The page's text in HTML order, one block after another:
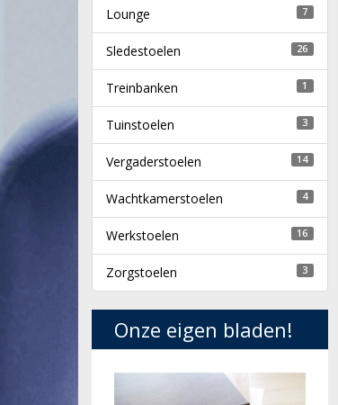
Lounge 7
Sledestoelen 26
Treinbanken 1
Tuinstoelen 3
Vergaderstoelen 14
Wachtkamerstoelen 4
Werkstoelen 16
Zorgstoelen 3
Onze eigen bladen!